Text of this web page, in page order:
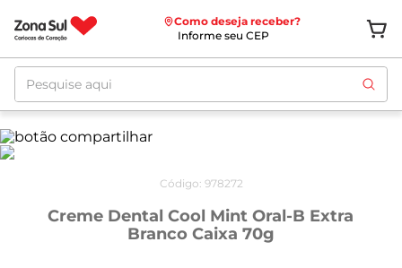
Como deseja receber?
Informe seu CEP
Pesquise aqui
Código: 978272
Creme Dental Cool Mint Oral-B Extra
Branco Caixa 70g